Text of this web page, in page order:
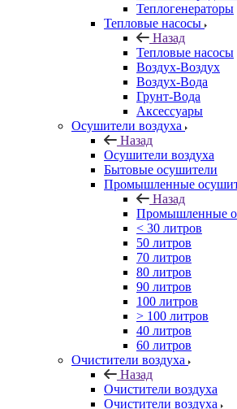
Теплогенераторы
Тепловые насосы
Назад
Тепловые насосы
Воздух-Воздух
Воздух-Вода
Грунт-Вода
Аксессуары
Осушители воздуха
Назад
Осушители воздуха
Бытовые осушители
Промышленные
Назад
Промышленные
< 30 литров
50 литров
70 литров
80 литров
90 литров
100 литров
> 100 литров
40 литров
60 литров
Очистители воздуха
Назад
Очистители воздуха
Очистители воздуха